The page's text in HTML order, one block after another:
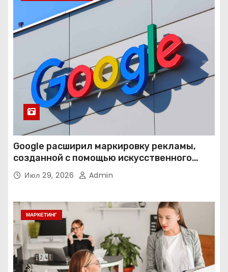
Google расширил маркировку рекламы,
созданной с помощью искусственного
интеллекта
Июл 29, 2026 Admin
МАРКЕТИНГ